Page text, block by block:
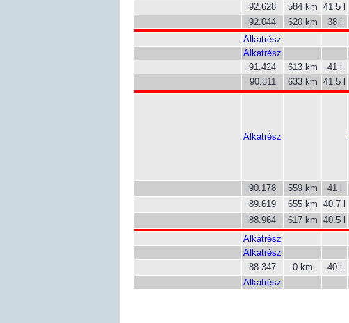
92.628 584 km 41.5 l
92.044
620 km 38 l
Alkatrész
Alkatrész
91.424
613 km 41 l
90.811
633 km 41.5 l
Alkatrész
90.178
559 km 41 l
89.619
655 km 40.7 l
88.964
617 km 40.5 l
Alkatrész
Alkatrész
88.347
0 km 40 l
Alkatrész